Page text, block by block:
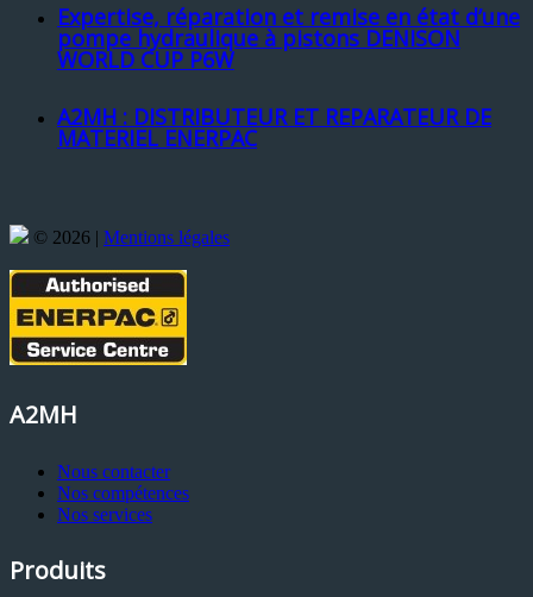
Expertise, réparation et remise en état d’une
pompe hydraulique à pistons DENISON
WORLD CUP P6W
A2MH : DISTRIBUTEUR ET REPARATEUR DE
MATERIEL ENERPAC
© 2026 | Mentions légales
A2MH
Nous contacter
Nos compétences
Nos services
Produits